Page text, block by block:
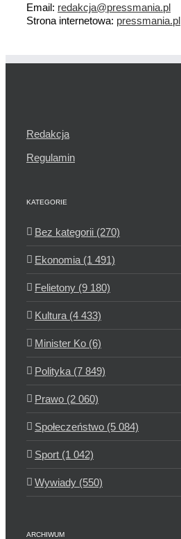
Email: redakcja@pressmania.pl
Strona internetowa: pressmania.pl
Redakcja
Regulamin
KATEGORIE
Bez kategorii (270)
Ekonomia (1 491)
Felietony (9 180)
Kultura (4 433)
Minister Ko (6)
Polityka (7 849)
Prawo (2 060)
Społeczeństwo (5 084)
Sport (1 042)
Wywiady (550)
ARCHIWUM